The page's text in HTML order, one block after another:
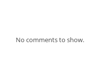
No comments to show.